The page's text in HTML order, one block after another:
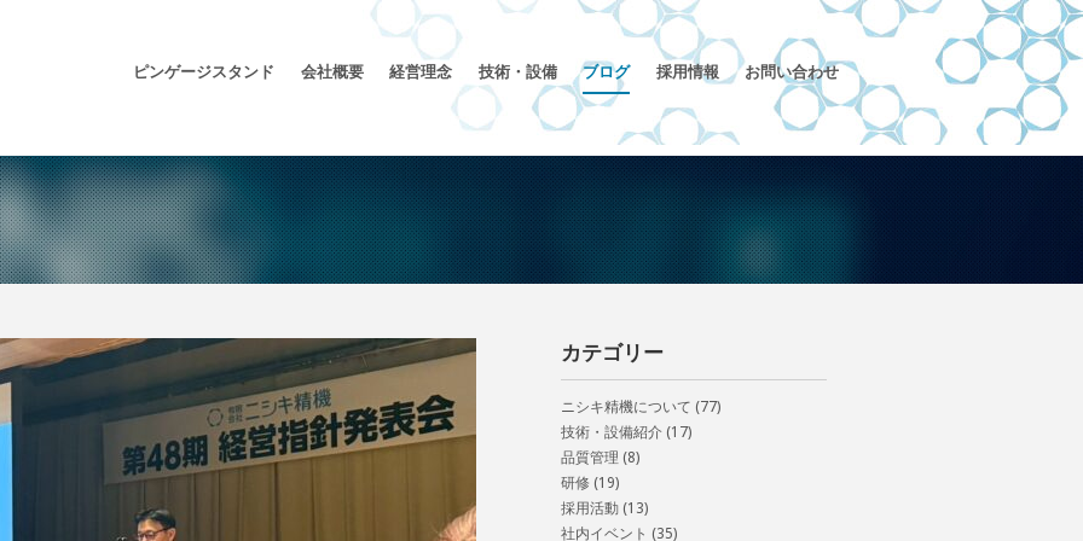
ピンゲージスタンド 会社概要 経営理念 技術・設備 ブログ 採用情報 お問い合わせ
カテゴリー
ニシキ精機について (77)
技術・設備紹介 (17)
品質管理 (8)
研修 (19)
採用活動 (13)
社内イベント (35)